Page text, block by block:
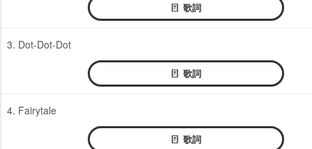
歌詞
3. Dot-Dot-Dot
歌詞
4. Fairytale
歌詞